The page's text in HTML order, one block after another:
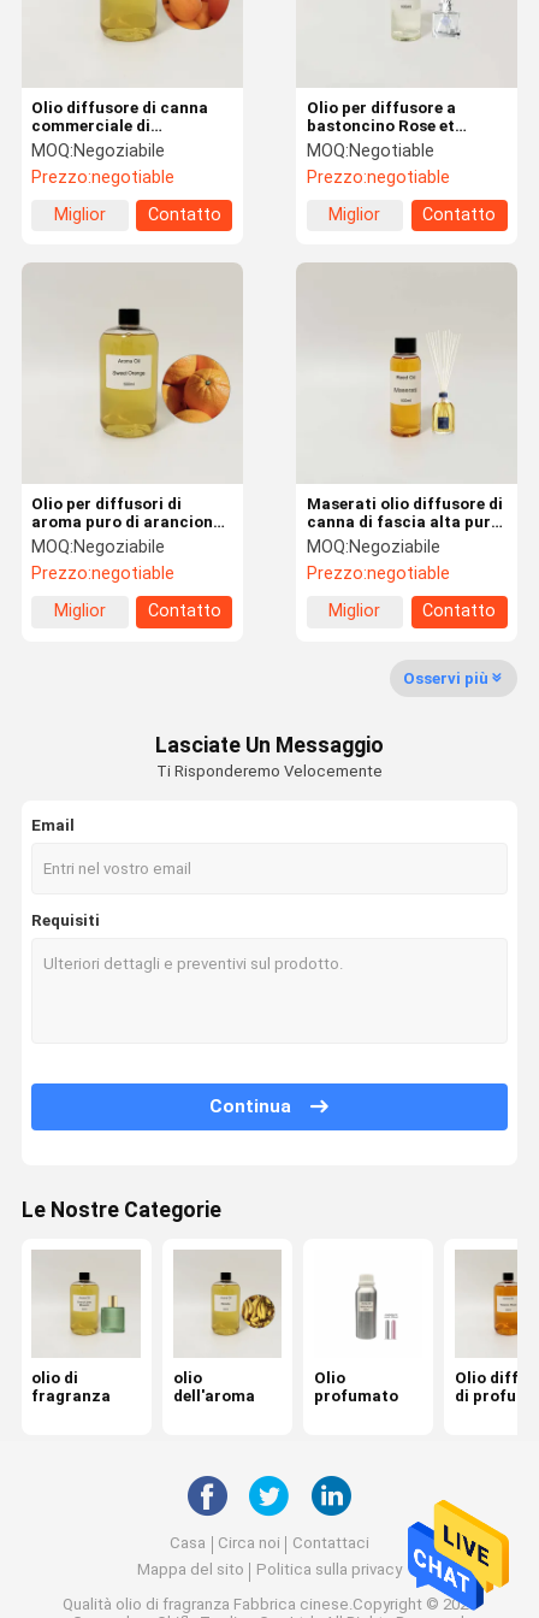
Visita Della
Fabbrica
Controllo
Della Qualità
Contattaci Notizie
Chiedi Un
Olio profumato
olio del diffusore dell'automobile
Olio diffusore ad ultrasuoni
olio del profumo
olio essenziale
Diffusore dell'aroma
diffusore di profumo
Macchina dell'aria profumata
Olio per diffusore a
bastoncino Rose et
Marius Flower Note -
Profumo a lunga durata
MOQ:Negotiable
Prezzo:negotiable
Miglior
Contatto
Olio diffusore di canna
commerciale di
albicocca, olio
profumato per la
fabbricazione di candele
MOQ:Negoziabile
Prezzo:negotiable
Miglior
Contatto
Maserati olio diffusore di
canna di fascia alta puro
e privo di alcol
MOQ:Negoziabile
Prezzo:negotiable
Miglior
Contatto
Olio per diffusori di
aroma puro di arancione
dolce, olio per profumi
per hotel OEM ODM
MOQ:Negoziabile
Prezzo:negotiable
Miglior
Contatto
Osservi più
Lasciate Un Messaggio
Ti Risponderemo Velocemente
Email
Requisiti
Continua
Le Nostre Categorie
olio di
fragranza
olio
dell'aroma
Olio
profumato
Olio
di profumi
Casa Circa noi
Contattaci
Mappa del sito
Politica sulla privacy
Qualità olio di fragranza Fabbrica cinese.Copyright © 2026